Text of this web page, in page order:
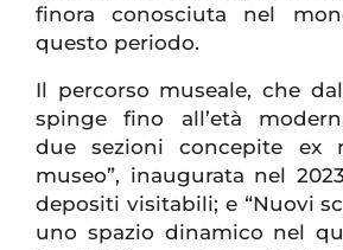
finora conosciuta nel
questo periodo.
Il percorso museale, che
spinge fino all’età
due sezioni concepite ex
museo”, inaugurata nel
depositi visitabili; e “Nuovi
uno spazio dinamico nel